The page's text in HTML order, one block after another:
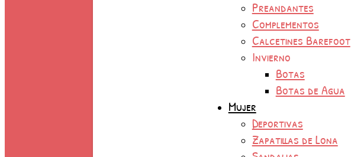
Preandantes
Complementos
Calcetines Barefoot
Invierno
Botas
Botas de Agua
Mujer
Deportivas
Zapatillas de Lona